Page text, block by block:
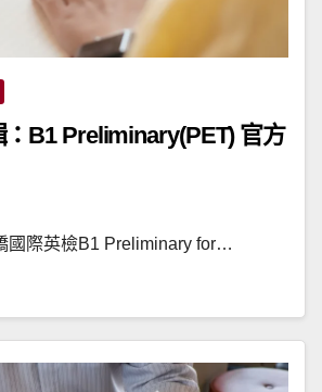
B1 Preliminary(PET) 官方
國際英檢B1 Preliminary for…